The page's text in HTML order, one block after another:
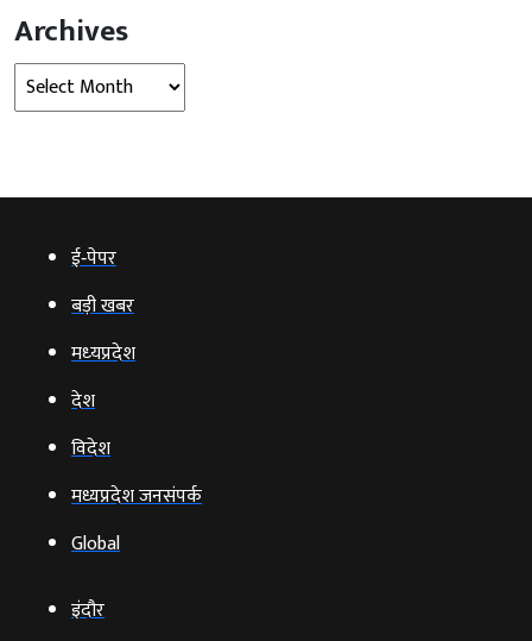
Archives
Archives
ई‑पेपर
बड़ी खबर
मध्‍यप्रदेश
देश
विदेश
मध्यप्रदेश जनसंपर्क
Global
इंदौर